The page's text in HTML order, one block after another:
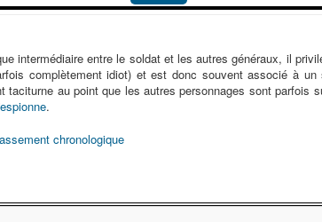
intermédiaire entre le soldat et les autres généraux, il
complètement idiot) et est donc souvent associé à un
taciturne au point que les autres personnages sont parfois
espionne.
chronologique